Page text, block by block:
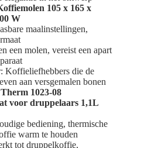
105 x 165 x
W
maalinstellingen,
een molen, vereist een apart
Koffieliefhebbers die de
aan versgemalen bonen
1023-08
voor druppelaars 1,1L
bediening, thermische
warm te houden
tot druppelkoffie,